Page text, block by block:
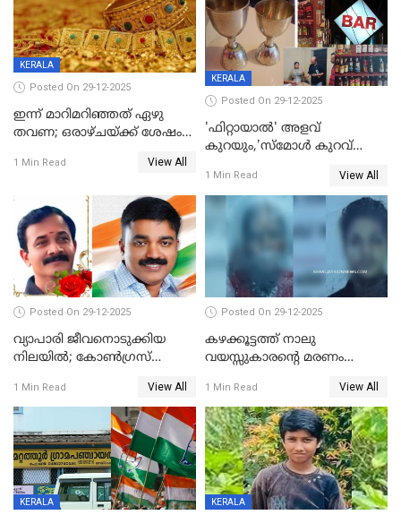
KERALA
Posted On 29-12-2025
ഇന്ന് മാറിമറിഞ്ഞത് ഏഴു
തവണ; ഒരാഴ്ചയ്ക്ക് ശേഷം
1 Min Read View All
KERALA
Posted On 29-12-2025
'ഫിറ്റായാൽ' അളവ്
കുറയും,'സ്‌മോൾ കുറവ്
പിഴ
1 Min Read View All
Posted On 29-12-2025
വ്യാപാരി ജീവനൊടുക്കിയ
നിലയില്‍; കോണ്‍ഗ്രസ്
മാനസികപീഡനമെന്ന് കുറിപ്പ്
1 Min Read View All
Posted On 29-12-2025
കഴക്കൂട്ടത്ത് നാലു
വയസ്സുകാരന്റെ മരണം
സുഹൃത്തും പൊലീസ്
കസ്റ്റഡിയിൽ
1 Min Read View All
KERALA KERALA